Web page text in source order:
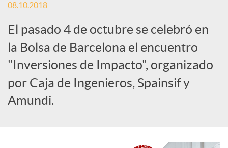
a
d
o
08.10.2018
El pasado 4 de octubre se celebró en
la Bolsa de Barcelona el encuentro
"Inversiones de Impacto", organizado
por Caja de Ingenieros, Spainsif y
Amundi.